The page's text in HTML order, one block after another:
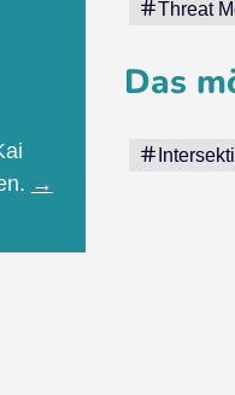
→
Threat
Das